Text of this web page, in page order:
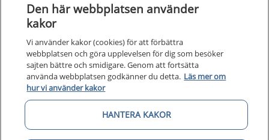
Kunskapsstöd
Om 1177 för vårdpersonal
Digital tillgänglighet
Den här webbplatsen använder
kakor
Vi använder kakor (cookies) för att förbättra
webbplatsen och göra upplevelsen för dig som besöker
sajten bättre och smidigare. Genom att fortsätta
använda webbplatsen godkänner du detta. Läs mer om
hur vi använder kakor
HANTERA KAKOR